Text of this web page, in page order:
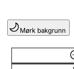
Lag og forening
Registrere,
Mørk bakgrunn
Opplysninger er